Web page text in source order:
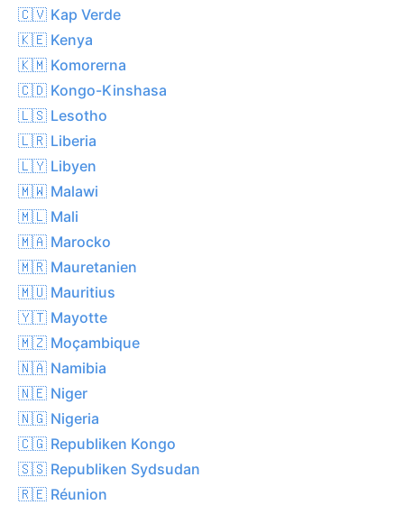
🇨🇻 Kap Verde
🇰🇪 Kenya
🇰🇲 Komorerna
🇨🇩 Kongo-Kinshasa
🇱🇸 Lesotho
🇱🇷 Liberia
🇱🇾 Libyen
🇲🇼 Malawi
🇲🇱 Mali
🇲🇦 Marocko
🇲🇷 Mauretanien
🇲🇺 Mauritius
🇾🇹 Mayotte
🇲🇿 Moçambique
🇳🇦 Namibia
🇳🇪 Niger
🇳🇬 Nigeria
🇨🇬 Republiken Kongo
🇸🇸 Republiken Sydsudan
🇷🇪 Réunion